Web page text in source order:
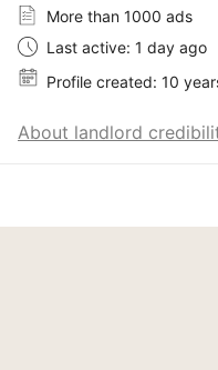
More than 1000 ads
Last active: 1 day ago
Profile created: 10
About landlord